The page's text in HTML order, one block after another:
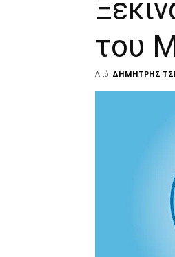
του
Από ΔΗΜΗΤΡΗΣ